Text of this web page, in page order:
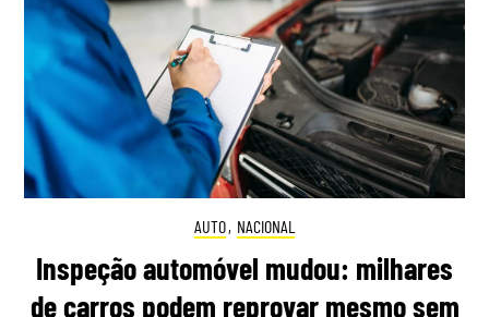
AUTO, NACIONAL
Inspeção automóvel mudou: milhares
de carros podem reprovar mesmo sem